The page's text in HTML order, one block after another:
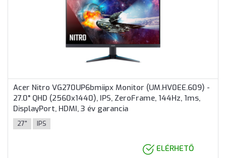
Acer Nitro VG270UP6bmiipx Monitor (UM.HV0EE.609) -
27.0" QHD (2560x1440), IPS, ZeroFrame, 144Hz, 1ms,
DisplayPort, HDMI, 3 év garancia
27" IPS
ELÉRHETŐ